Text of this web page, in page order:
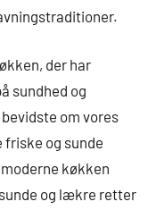
der har
sundhed og
om vores
og sunde
køkken
og lækre retter